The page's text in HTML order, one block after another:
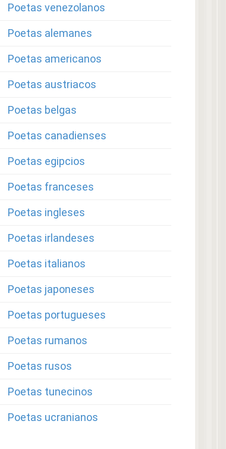
Poetas venezolanos
Poetas alemanes
Poetas americanos
Poetas austriacos
Poetas belgas
Poetas canadienses
Poetas egipcios
Poetas franceses
Poetas ingleses
Poetas irlandeses
Poetas italianos
Poetas japoneses
Poetas portugueses
Poetas rumanos
Poetas rusos
Poetas tunecinos
Poetas ucranianos